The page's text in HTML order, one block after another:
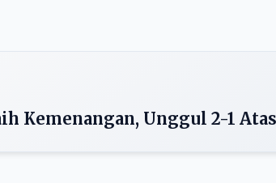
Kemenangan, Unggul 2-1